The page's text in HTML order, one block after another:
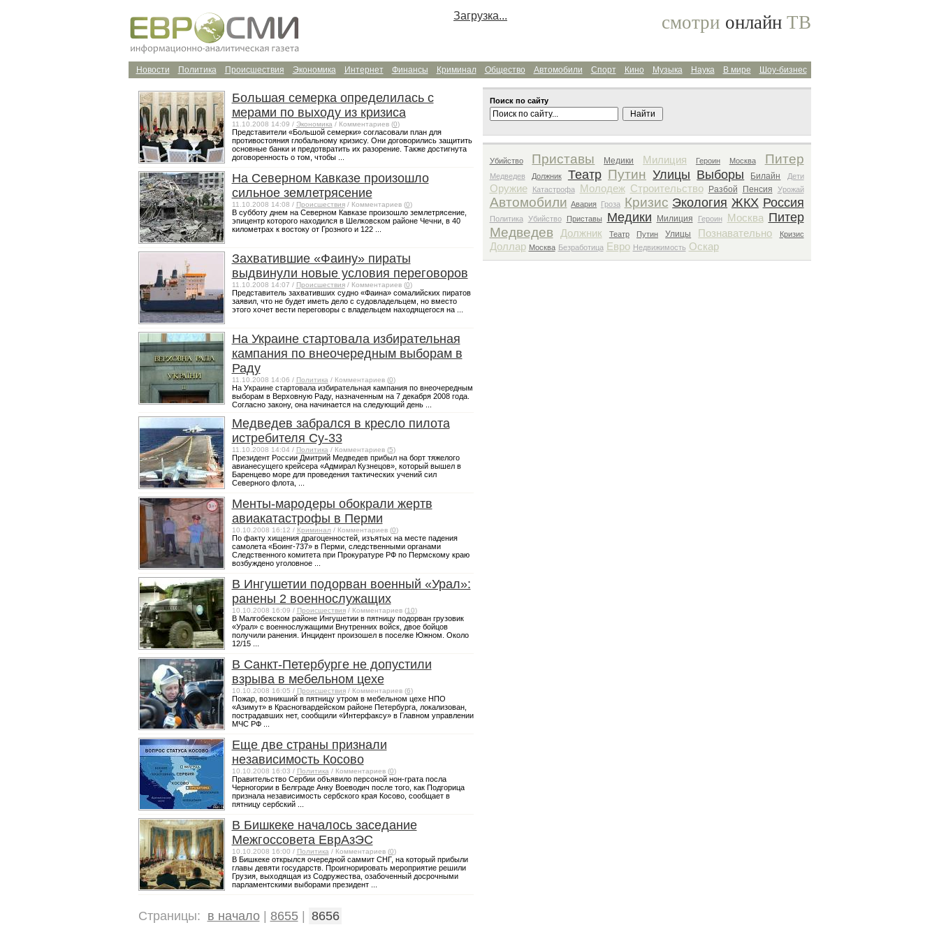
смотри онлайн ТВ
Шоу-бизнес
В мире
Наука
Музыка
Кино
Спорт
Автомобили
Общество
Криминал
Финансы
Интернет
Экономика
Происшествия
Политика
Новости
Большая семерка определилась с
мерами по выходу из кризиса
11.10.2008 14:09 / Экономика / Комментариев (0)
Представители «Большой семерки» согласовали план для
противостояния глобальному кризису. Они договорились защитить
основные банки и предотвратить их разорение. Также достигнута
договоренность о том, чтобы ...
На Северном Кавказе произошло
сильное землетрясение
11.10.2008 14:08 / Происшествия/ Комментариев (0)
В субботу днем на Северном Кавказе произошло землетрясение,
эпицентр которого находился в Шелковском районе Чечни, в 40
километрах к востоку от Грозного и 122 ...
Захватившие «Фаину» пираты
выдвинули новые условия переговоров
11.10.2008 14:07 / Происшествия/ Комментариев (0)
Представитель захвативших судно «Фаина» сомалийских пиратов
заявил, что не будет иметь дело с судовладельцем, но вместо
этого хочет вести переговоры с владельцем находящегося на ...
На Украине стартовала избирательная
кампания по внеочередным выборам в
Раду
11.10.2008 14:06 / Политика / Комментариев (0)
На Украине стартовала избирательная кампания по внеочередным
выборам в Верховную Раду, назначенным на 7 декабря 2008 года.
Согласно закону, она начинается на следующий день ...
Медведев забрался в кресло пилота
истребителя Су-33
11.10.2008 14:04 / Политика / Комментариев (5)
Президент России Дмитрий Медведев прибыл на борт тяжелого
авианесущего крейсера «Адмирал Кузнецов», который вышел в
Баренцево море для проведения тактических учений сил
Северного флота, ...
Менты-мародеры обокрали жертв
авиакатастрофы в Перми
10.10.2008 16:12 / Криминал / Комментариев (0)
По факту хищения драгоценностей, изъятых на месте падения
самолета «Боинг-737» в Перми, следственными органами
Следственного комитета при Прокуратуре РФ по Пермскому краю
возбуждено уголовное ...
В Ингушетии подорван военный «Урал»:
ранены 2 военнослужащих
10.10.2008 16:09 / Происшествия/ Комментариев (10)
В Малгобекском районе Ингушетии в пятницу подорван грузовик
«Урал» с военнослужащими Внутренних войск, двое бойцов
получили ранения. Инцидент произошел в поселке Южном. Около
12/15 ...
В Санкт-Петербурге не допустили
взрыва в мебельном цехе
10.10.2008 16:05 / Происшествия/ Комментариев (6)
Пожар, возникший в пятницу утром в мебельном цехе НПО
«Азимут» в Красногвардейском районе Петербурга, локализован,
пострадавших нет, сообщили «Интерфаксу» в Главном управлении
МЧС РФ ...
Еще две страны признали
независимость Косово
10.10.2008 16:03 / Политика / Комментариев (0)
Правительство Сербии объявило персоной нон-грата посла
Черногории в Белграде Анку Воеводич после того, как Подгорица
признала независимость сербского края Косово, сообщает в
пятницу сербский ...
В Бишкеке началось заседание
Межгоссовета ЕврАзЭС
10.10.2008 16:00 / Политика / Комментариев (0)
В Бишкеке открылся очередной саммит СНГ, на который прибыли
главы девяти государств. Проигнорировать мероприятие решили
Грузия, выходящая из Содружества, озабоченный досрочными
парламентскими выборами президент ...
Страницы: в начало| 8655| 8656
Поиск по сайту
Поиск архива
Убийство
Приставы Медики Милиция Героин Москва Питер
Медведев Должник Театр Путин Улицы Выборы Билайн Дети
Оружие Катастрофа Молодеж Строительство Разбой Пенсия Урожай
Автомобили Авария Гроза Кризис Экология ЖКХ Россия
Политика Убийство Приставы Медики Милиция Героин Москва Питер
Медведев Должник Театр Путин Улицы Познавательно Кризис
Доллар Москва Безработица Евро Недвижимость Оскар
Загрузка...